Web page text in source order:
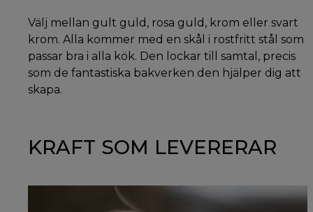
Välj mellan gult guld, rosa guld, krom eller svart
krom. Alla kommer med en skål i rostfritt stål som
passar bra i alla kök. Den lockar till samtal, precis
som de fantastiska bakverken den hjälper dig att
skapa.
KRAFT SOM LEVERERAR